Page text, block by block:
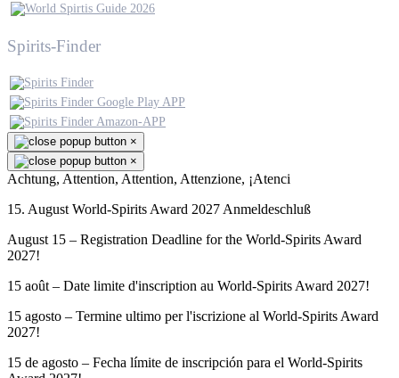
Spirits-Finder
×
×
Achtung, Attention, Attention, Attenzione, ¡Atenci
15. August World-Spirits Award 2027 Anmeldeschluß
August 15 – Registration Deadline for the World-Spirits Award
2027!
15 août – Date limite d'inscription au World-Spirits Award 2027!
15 agosto – Termine ultimo per l'iscrizione al World-Spirits Award
2027!
15 de agosto – Fecha límite de inscripción para el World-Spirits